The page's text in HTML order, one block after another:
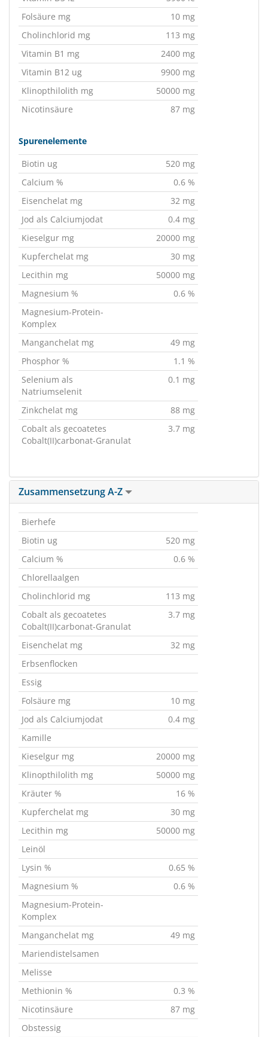
Folsäure mg
10 mg
Cholinchlorid mg
113 mg
Vitamin B1 mg
2400 mg
Vitamin B12 ug
9900 mg
Klinopthilolith mg
50000 mg
Nicotinsäure
87 mg
Spurenelemente
Biotin ug
520 mg
Calcium %
0.6 %
Eisenchelat mg
32 mg
Jod als Calciumjodat
0.4 mg
Kieselgur mg
20000 mg
Kupferchelat mg
30 mg
Lecithin mg
50000 mg
Magnesium %
0.6 %
Magnesium-Protein-
Komplex
Manganchelat mg
49 mg
Phosphor %
1.1 %
Selenium als
Natriumselenit
0.1 mg
Zinkchelat mg
88 mg
Cobalt als gecoatetes
Cobalt(II)carbonat-Granulat
3.7 mg
Zusammensetzung A-Z
Bierhefe
Biotin ug
520 mg
Calcium %
0.6 %
Chlorellaalgen
Cholinchlorid mg
113 mg
Cobalt als gecoatetes
Cobalt(II)carbonat-Granulat
3.7 mg
Eisenchelat mg
32 mg
Erbsenflocken
Essig
Folsäure mg
10 mg
Jod als Calciumjodat
0.4 mg
Kamille
Kieselgur mg
20000 mg
Klinopthilolith mg
50000 mg
Kräuter %
16 %
Kupferchelat mg
30 mg
Lecithin mg
50000 mg
Leinöl
Lysin %
0.65 %
Magnesium %
0.6 %
Magnesium-Protein-
Komplex
Manganchelat mg
49 mg
Mariendistelsamen
Melisse
Methionin %
0.3 %
Nicotinsäure
87 mg
Obstessig